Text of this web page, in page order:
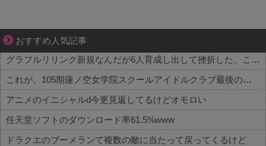
おすすめ人気記事
悩んでいるのは私だけ？夫との距離
グラブルリリンク新規なんだが6人育成し出して挫折した、これ全キャラ育成するのにどんだけかかるの？
これが、105期蓮ノ空女学院スクールアイドルクラブ最後の曲【ラブライブ！】
アニメのイニシャルd今更見返してるけどオモロい
任天堂ソフトのダウンロード率61.5%www
ドラクエのブーメランて複数の敵に当たって戻ってくるけど